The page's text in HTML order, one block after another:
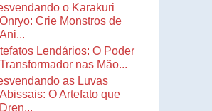
o Karakuri
Onryo: Crie Monstros de
Ani...
Lendários: O Poder
Transformador nas Mão...
as Luvas
Abissais: O Artefato que
Dren...